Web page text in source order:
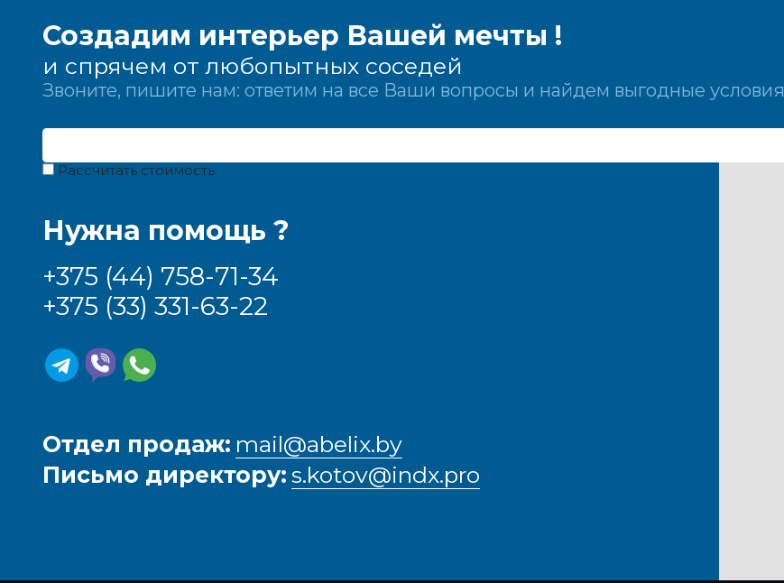
Создадим интерьер Вашей мечты !
и спрячем от любопытных соседей
Звоните, пишите нам: ответим на все Ваши вопросы и найдем выгодные условия
Рассчитать стоимость
Нужна помощь ?
+375 (44) 758-71-34
+375 (33) 331-63-22
Отдел продаж: mail@abelix.by
Письмо директору: s.kotov@indx.pro